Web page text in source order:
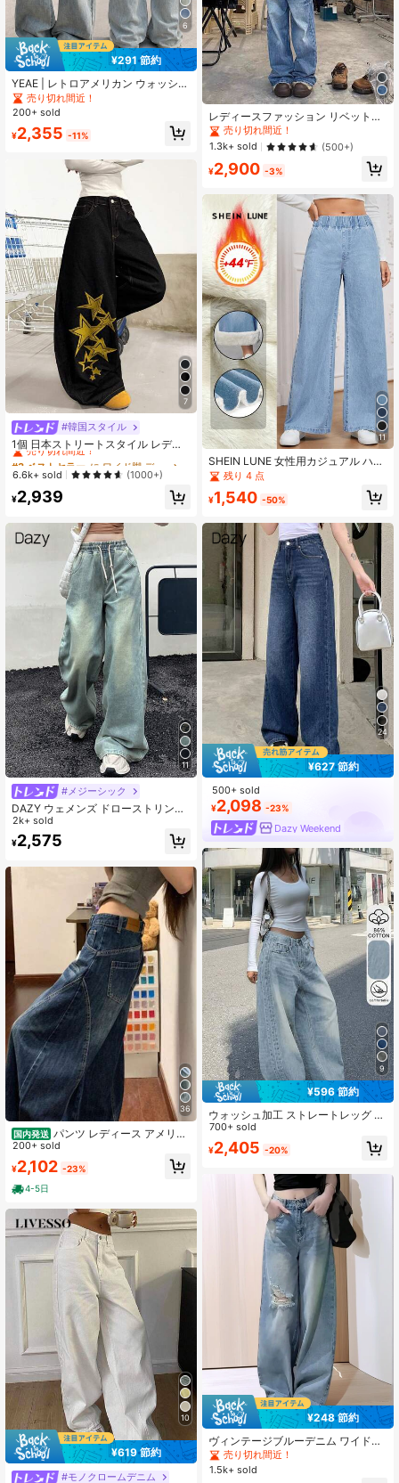
6
¥291 節約
YEAE | レトロアメリカン ウォッシュ
加工 ルーズ バギー ワイドレッグジ
ーンズ レディース、新作 ハイウエス
カジュアル 秋
売り切れ間近！
200+ sold
¥2,355 -11%
7
#韓国スタイル
1個 日本ストリートスタイル レディ
ース 刺繍入り カーブドレッグ ルー
ズ ワイドレッグ ジーンズ ロングパ
ンツ カジュアル ブラック、ストリー
トウェア 秋
#3 ベストセラー
売り切れ間近！
#3 ベストセラー
売り切れ間近！
#3 ベストセラー
売り切れ間近！
#3 ベストセラー
売り切れ間近！
6.6k+ sold (1000+)
¥2,939
11
#メジーシック
DAZY ウェメンズ ドローストリング
ウエスト ワイドレッグ ルーズフィッ
ト カジュアルジーンズ、バギージー
ンズ
2k+ sold
¥2,575
36
国内発送 パンツ レディース アメリカ
ン レトロ ハイストリート シミター
ワイドレッグ ジーンズ 春と夏 ハイ
ウエスト スリム フィット 多用途 床
拭きパンツ ルーズ シミター パンツ
スリム ハイウエスト 小さな洋ナシ型
パンツ
200+ sold
¥2,102 -23%
4-5日
10
¥619 節約
#モノクロームデニム
レディースファッション リベットデ
ザイン ストレートレッグジーンズ カ
ジュアル 春秋
売り切れ間近！
1.3k+ sold
(500+)
¥2,900 -3%
11
SHEIN LUNE 女性用カジュアル ハイ
ウエスト ワイドレッグ ルーズ ウー
ブンジーンズ、万能オールマッチ、
サーマルライニング、オールシーズ
残り 4 点
¥1,540 -50%
24
¥627 節約
500+ sold
¥2,098 -23%
Dazy Weekend
9
¥596 節約
ウォッシュ加工 ストレートレッグ ラ
イトブルー デニム カジュアル アメ
リカンスタイル レディース ルーズ
ワイドレッグ モップパンツ ジーン
700+ sold
¥2,405 -20%
¥248 節約
ヴィンテージブルーデニム ワイドレ
ッグ ハイウエスト ストレートジーン
ズ レディース 春/夏 カジュアル 秋
売り切れ間近！
1.5k+ sold